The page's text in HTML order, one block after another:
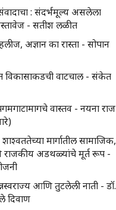
: संदर्भमूल्य असलेला
- सतीश लळीत
अज्ञान का रास्ता - सोपान
विकासाकडची वाटचाल - संकेत
वास्तव - नयना राज
मार्गातील सामाजिक,
अडथळ्यांचे मूर्त रूप -
आणि तुटलेली नाती - डॉ.
दिवाण